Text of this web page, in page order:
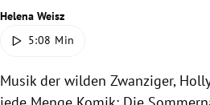
Helena Weisz
5:08 Min
Musik der wilden Zwanziger,